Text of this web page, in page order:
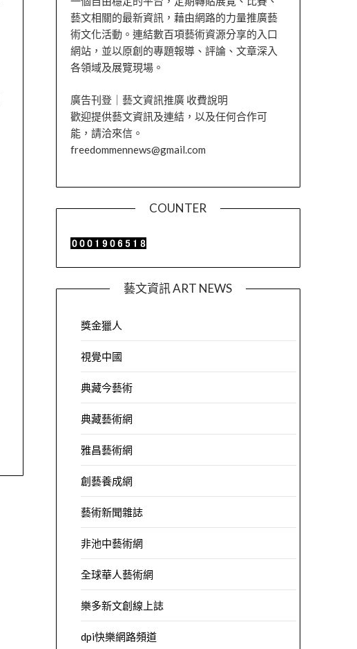
藝文相關的最新資訊，藉由網路的力量推廣藝
術文化活動。連結數百項藝術資源分享的入口
網站，並以原創的專題報導、評論、文章深入
各領域及展覽現場。
廣告刊登｜藝文資訊推廣 收費說明
歡迎提供藝文資訊及連結，以及任何合作可
能，請洽來信。
freedommennews@gmail.com
COUNTER
藝文資訊 ART NEWS
獎金獵人
視覺中國
典藏今藝術
典藏藝術網
雅昌藝術網
創藝養成網
藝術新聞雜誌
非池中藝術網
全球華人藝術網
樂多新文創線上誌
dpi快樂網路頻道